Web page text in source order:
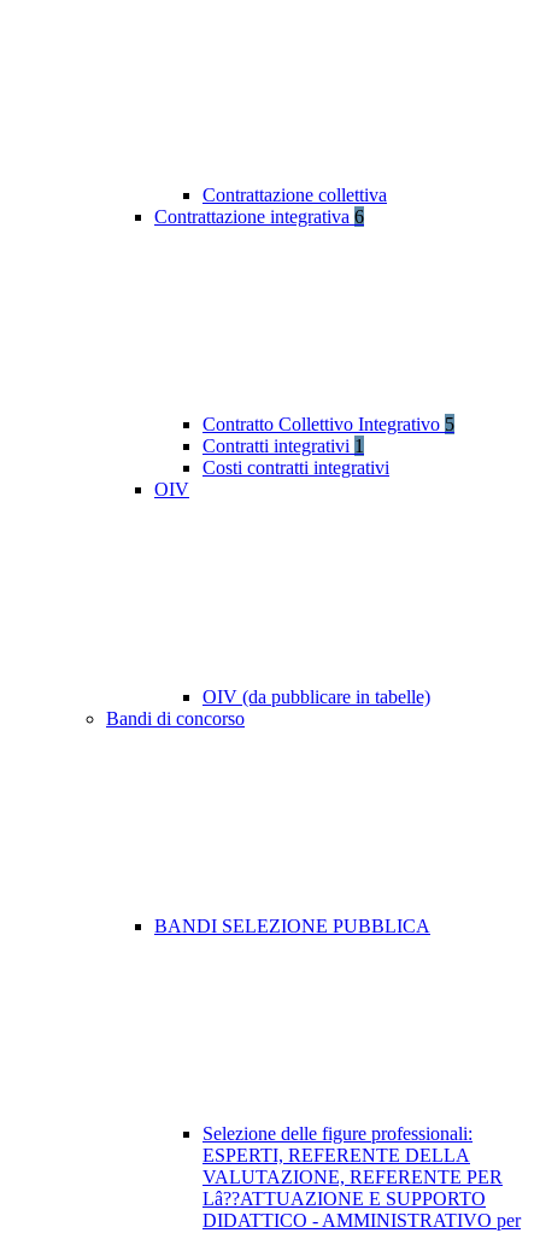
Contrattazione collettiva
Contrattazione integrativa 6
Contratto Collettivo Integrativo 5
Contratti integrativi 1
Costi contratti integrativi
OIV
OIV (da pubblicare in tabelle)
Bandi di concorso
BANDI SELEZIONE PUBBLICA
Selezione delle figure professionali:
ESPERTI, REFERENTE DELLA
VALUTAZIONE, REFERENTE PER
Lâ??ATTUAZIONE E SUPPORTO
DIDATTICO - AMMINISTRATIVO per